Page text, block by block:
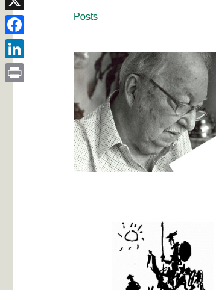
Posts
X
Facebook
LinkedIn